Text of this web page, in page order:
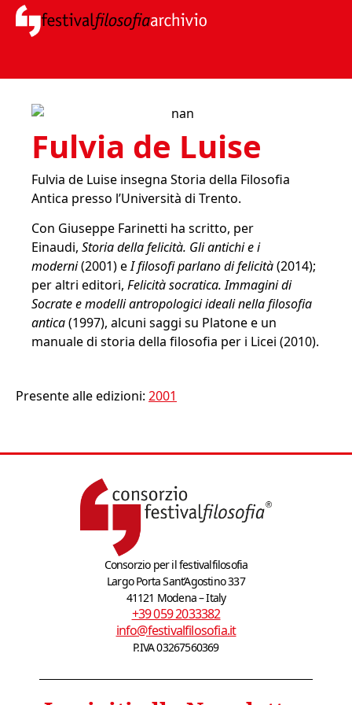
Fulvia de Luise
Fulvia de Luise insegna Storia della Filosofia
Antica presso l’Università di Trento.
Con Giuseppe Farinetti ha scritto, per
Einaudi, Storia della felicità. Gli antichi e i
moderni(2001) eI filosofi parlano di felicità(2014);
per altri editori, Felicità socratica. Immagini di
Socrate e modelli antropologici ideali nella filosofia
antica(1997), alcuni saggi su Platone e un
manuale di storia della filosofia per i Licei (2010).
Presente alle edizioni: 2001
Consorzio per il festivalfilosofia
Largo Porta Sant’Agostino 337
41121 Modena – Italy
+39 059 2033382
info@festivalfilosofia.it
P.IVA 03267560369